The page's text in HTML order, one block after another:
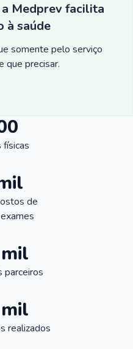
Medprev facilita
à saúde
somente pelo serviço
que precisar.
físicas
de
parceiros
realizados